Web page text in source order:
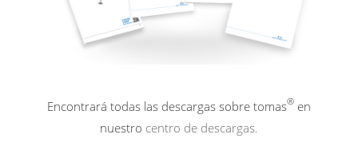
Encontrará todas las descargas sobre tomas® en
nuestro centro de descargas.